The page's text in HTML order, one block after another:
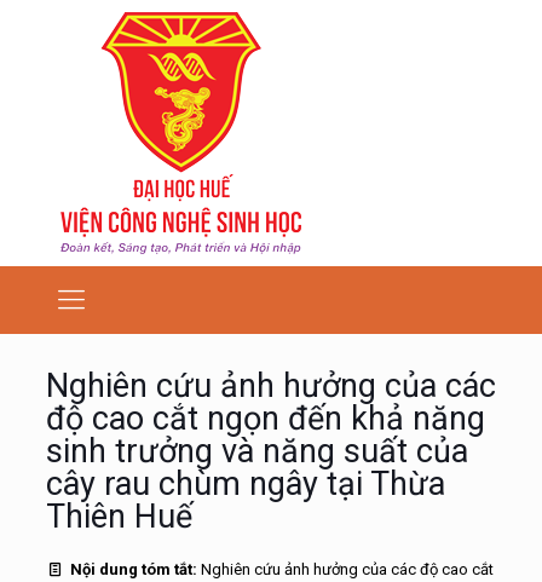
Nghiên cứu ảnh hưởng của các
độ cao cắt ngọn đến khả năng
sinh trưởng và năng suất của
cây rau chùm ngây tại Thừa
Thiên Huế
Nội dung tóm tắt: Nghiên cứu ảnh hưởng của các độ cao cắt